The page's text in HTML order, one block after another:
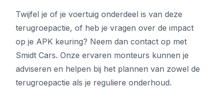
Twijfel je of je voertuig onderdeel is van deze
terugroepactie, of heb je vragen over de impact
op je APK keuring? Neem dan contact op met
Smidt Cars. Onze ervaren monteurs kunnen je
adviseren en helpen bij het plannen van zowel de
terugroepactie als je reguliere onderhoud.